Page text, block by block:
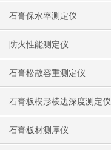
石膏保水率测定仪
防火性能测定仪
石膏松散容重测定仪
石膏板楔形棱边深度测定仪
石膏板材测厚仪